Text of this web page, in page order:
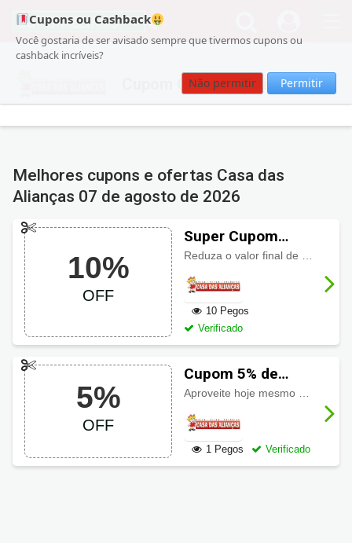
Cupons ou Cashback
Você gostaria de ser avisado sempre que tivermos cupons ou
cashback incríveis?
Não permitir Permitir
Cupom Casa das Alianças
Melhores cupons e ofertas Casa das
Alianças 07 de agosto de 2026
10%
OFF
Super Cupom
Casa das Alianças
com 10% OFF
10 Pegos
Verificado
5%
OFF
Cupom 5% de
desconto Casa das
Alianças
1 Pegos Verificado